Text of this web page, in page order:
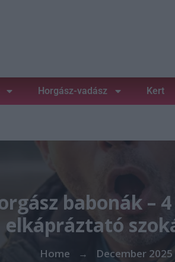
Horgász-vadász Kert
babonák –
elkápráztató
Home → December 2025